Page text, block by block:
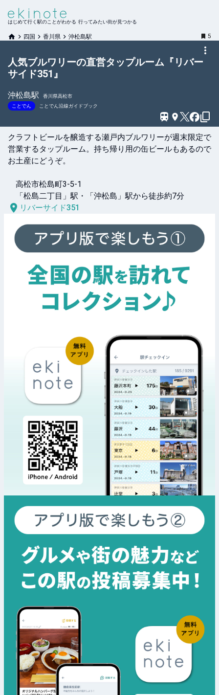
はじめて行く駅のことがわかる 行ってみたい街が見つかる
四国 香川県 沖松島駅 5
人気ブルワリーの直営タップルーム『リバー
サイド351』
沖松島駅
香川県高松市
ことでん
ことでん沿線ガイドブック
クラフトビールを醸造する瀬戸内ブルワリーが週末限定で
営業するタップルーム。持ち帰り用の缶ビールもあるので
お土産にどうぞ。
高松市松島町3-5-1
「松島二丁目」駅・「沖松島」駅から徒歩約7分
リバーサイド351